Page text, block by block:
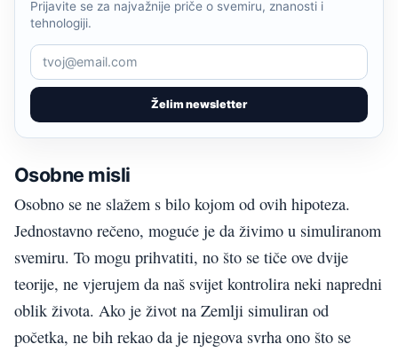
Želim newsletter
Prijavite se za najvažnije priče o svemiru, znanosti i
tehnologiji.
Osobne misli
Osobno se ne slažem s bilo kojom od ovih hipoteza.
Jednostavno rečeno, moguće je da živimo u simuliranom
svemiru. To mogu prihvatiti, no što se tiče ove dvije
teorije, ne vjerujem da naš svijet kontrolira neki napredni
oblik života. Ako je život na Zemlji simuliran od
početka, ne bih rekao da je njegova svrha ono što se